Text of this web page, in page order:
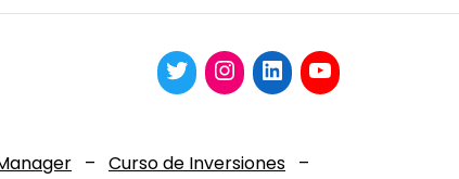
– Curso de Inversiones –